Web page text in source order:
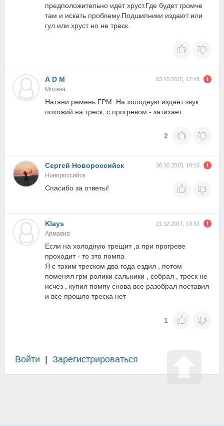
предположительно идет хруст.Где будет громче
там и искать проблему.Подшипники издают или
гул или хруст но не треск.
А D M 03.10.2015, 12:48
Москва
Натяни ремень ГРМ. На холодную издаёт звук
похожий на треск, с прогревом - затихает.
2
Сергей Новороссийск 26.10.2015, 18:13
Новороссийск
Спасибо за ответы!
Klays 21.12.2017, 13:53
Армавир
Если на холодную трещит ,а при прогреве
проходит - то это помпа
Я с таким треском два года ездил , потом
поменял грм ролики сальники , собрал , треск не
исчез , купил помпу снова все разобрал поставил
и все прошло треска нет
1
Войти Зарегистрироваться